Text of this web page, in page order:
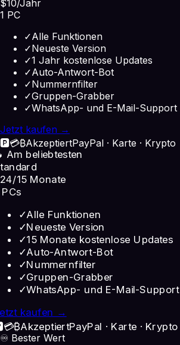
$10/Jahr
1 PC
✓Alle Funktionen
✓Neueste Version
✓1 Jahr kostenlose Updates
✓Auto-Antwort-Bot
✓Nummernfilter
✓Gruppen-Grabber
✓WhatsApp- und E-Mail-Support
Jetzt kaufen →
🅿️💳₿AkzeptiertPayPal · Karte · Krypto
Am beliebtesten
/15 Monate
✓Alle Funktionen
✓Neueste Version
✓15 Monate kostenlose Updates
✓Auto-Antwort-Bot
✓Nummernfilter
✓Gruppen-Grabber
✓WhatsApp- und E-Mail-Support
kaufen →
💳₿AkzeptiertPayPal · Karte · Krypto
♾️ Bester Wert